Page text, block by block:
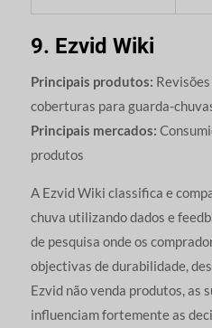
9. Ezvid Wiki
Principais produtos:
coberturas para guarda-
Principais mercados:
produtos
A Ezvid Wiki classifica e
chuva utilizando dados e
de pesquisa onde os
objectivas de durabilidade,
Ezvid não venda produtos, as
influenciam fortemente as